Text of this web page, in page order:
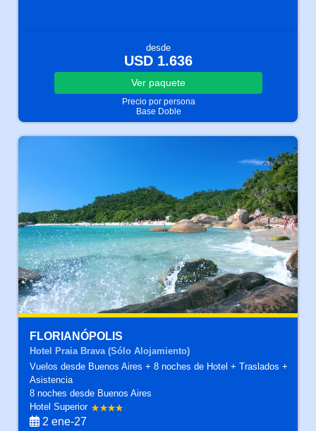
desde
USD 1.636
Ver paquete
Precio por persona
Base Doble
FLORIANÓPOLIS
Hotel Praia Brava (Sólo Alojamiento)
Vuelos desde Buenos Aires + 8 noches de Hotel + Traslados +
Asistencia
8 nochesdesde Buenos Aires
Hotel Superior
2 ene-27